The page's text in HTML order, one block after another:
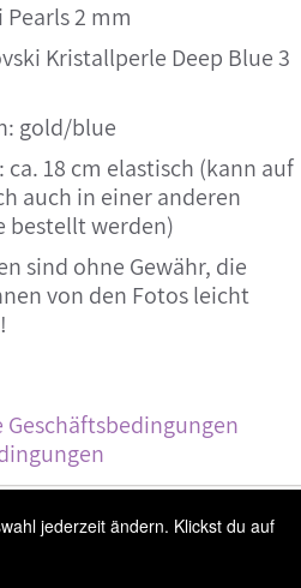
Pearls 2 mm
Kristallperle Deep Blue 3
gold/blue
ca. 18 cm elastisch (kann auf
auch in einer anderen
bestellt werden)
sind ohne Gewähr, die
von den Fotos leicht
jederzeit ändern. Klickst du auf